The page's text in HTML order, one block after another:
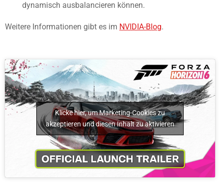
dynamisch ausbalancieren können.
Weitere Informationen gibt es im NVIDIA-Blog.
Klicke hier, um Marketing-Cookies zu
akzeptieren und diesen Inhalt zu aktivieren